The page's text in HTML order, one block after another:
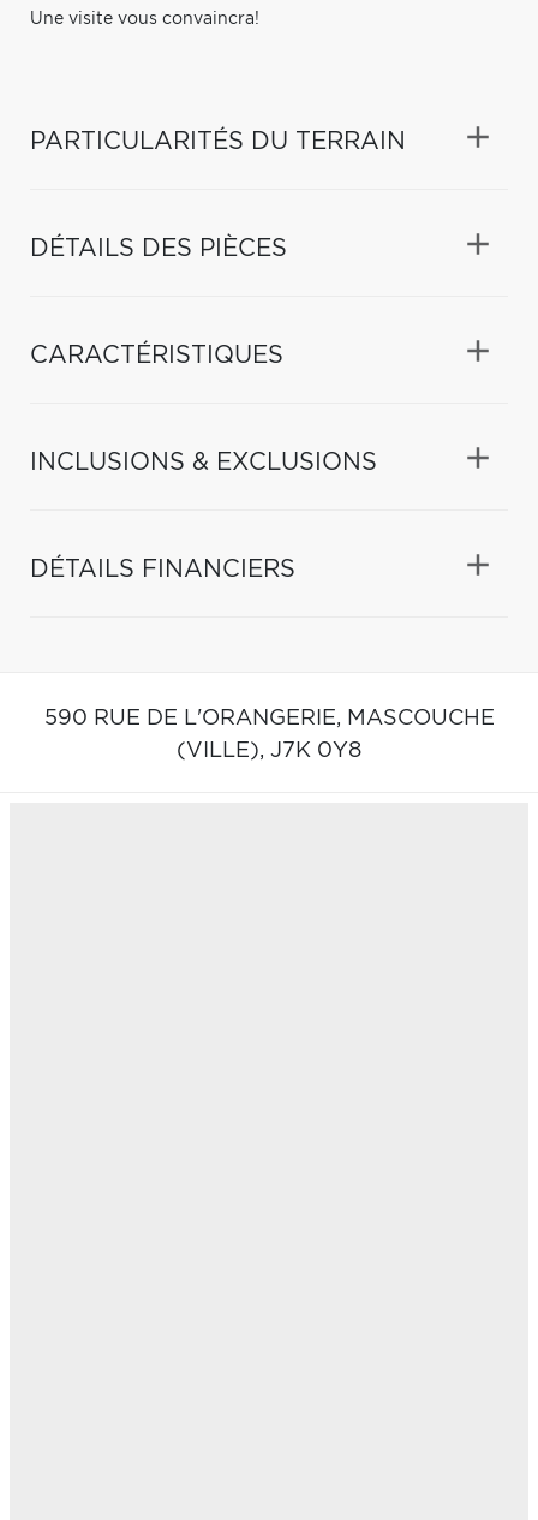
Une visite vous convaincra!
PARTICULARITÉS DU TERRAIN
DÉTAILS DES PIÈCES
CARACTÉRISTIQUES
INCLUSIONS & EXCLUSIONS
DÉTAILS FINANCIERS
590 RUE DE L'ORANGERIE, MASCOUCHE
(VILLE), J7K 0Y8